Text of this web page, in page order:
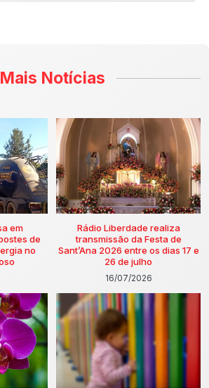
Mais Notícias
em
de
no
Rádio Liberdade realiza
transmissão da Festa de
Sant’Ana 2026 entre os dias 17 e
26 de julho
16/07/2026